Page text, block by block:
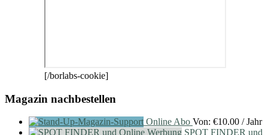
[/borlabs-cookie]
Magazin nachbestellen
Online Abo Von: €10.00 / Jahr
SPOT FINDER und